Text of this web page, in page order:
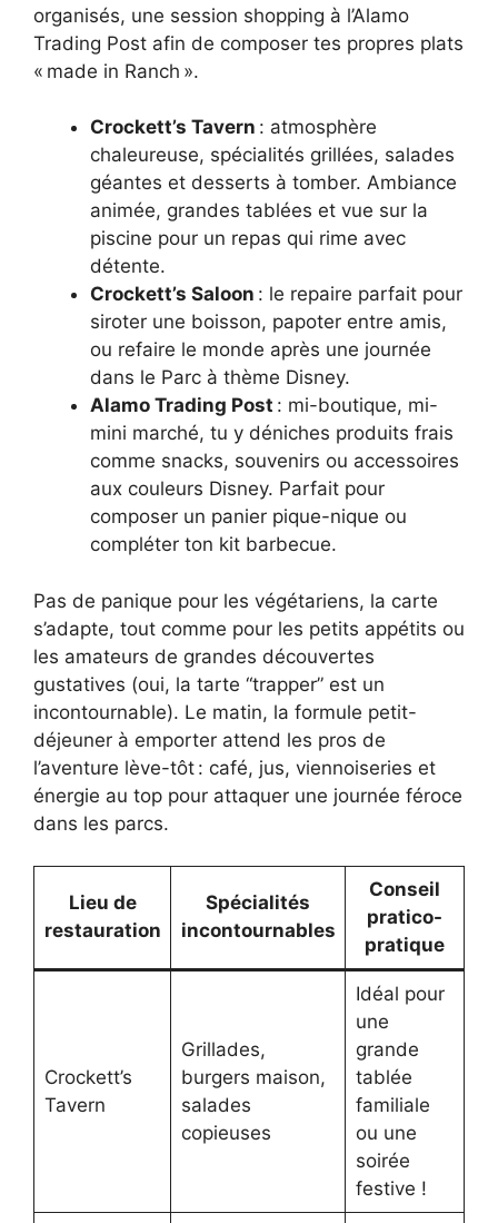
organisés, une session shopping à l’Alamo
Trading Post afin de composer tes propres plats
« made in Ranch ».
Crockett’s Tavern : atmosphère
chaleureuse, spécialités grillées, salades
géantes et desserts à tomber. Ambiance
animée, grandes tablées et vue sur la
piscine pour un repas qui rime avec
détente.
Crockett’s Saloon : le repaire parfait pour
siroter une boisson, papoter entre amis,
ou refaire le monde après une journée
dans le Parc à thème Disney.
Alamo Trading Post : mi-boutique, mi-
mini marché, tu y déniches produits frais
comme snacks, souvenirs ou accessoires
aux couleurs Disney. Parfait pour
composer un panier pique-nique ou
compléter ton kit barbecue.
Pas de panique pour les végétariens, la carte
s’adapte, tout comme pour les petits appétits ou
les amateurs de grandes découvertes
gustatives (oui, la tarte “trapper” est un
incontournable). Le matin, la formule petit-
déjeuner à emporter attend les pros de
l’aventure lève-tôt : café, jus, viennoiseries et
énergie au top pour attaquer une journée féroce
dans les parcs.
Lieu de
restauration
Spécialités
incontournables
Conseil
pratico-
pratique
Crockett’s
Tavern
Grillades,
burgers maison,
salades
copieuses
Idéal pour
une
grande
tablée
familiale
ou une
soirée
festive !